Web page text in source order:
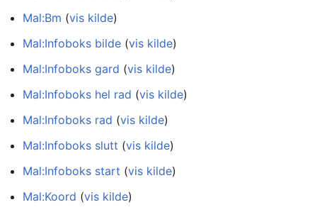
Mal:Bm (vis kilde)
Mal:Infoboks bilde (vis kilde)
Mal:Infoboks gard (vis kilde)
Mal:Infoboks hel rad (vis kilde)
Mal:Infoboks rad (vis kilde)
Mal:Infoboks slutt (vis kilde)
Mal:Infoboks start (vis kilde)
Mal:Koord (vis kilde)